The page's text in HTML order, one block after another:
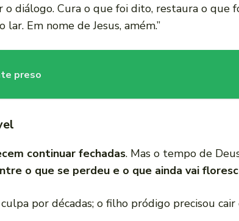
o diálogo. Cura o que foi dito, restaura o
Em nome de Jesus, amém.”
preso
continuar fechadas. Mas o tempo de
o que se perdeu e o que ainda vai
por décadas; o filho pródigo precisou